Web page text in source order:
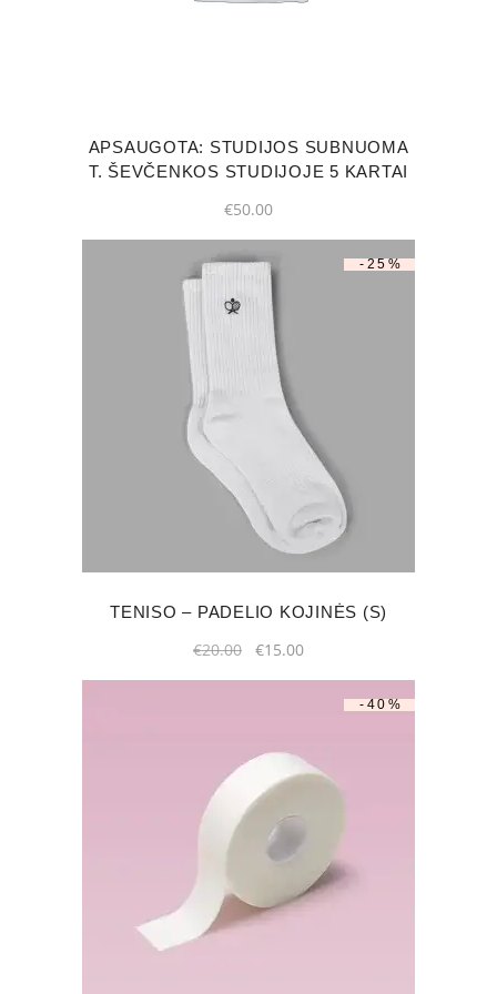
APSAUGOTA: STUDIJOS SUBNUOMA
T. ŠEVČENKOS STUDIJOJE 5 KARTAI
€50.00
-25%
TENISO – PADELIO KOJINĖS (S)
€20.00 Original
was:
€15.00Current
is:
€15.00. -40%